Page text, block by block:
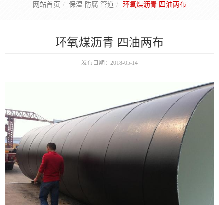
网站首页 保温 防腐 管道 环氧煤沥青 四油两布
环氧煤沥青 四油两布
发布日期：2018-05-14